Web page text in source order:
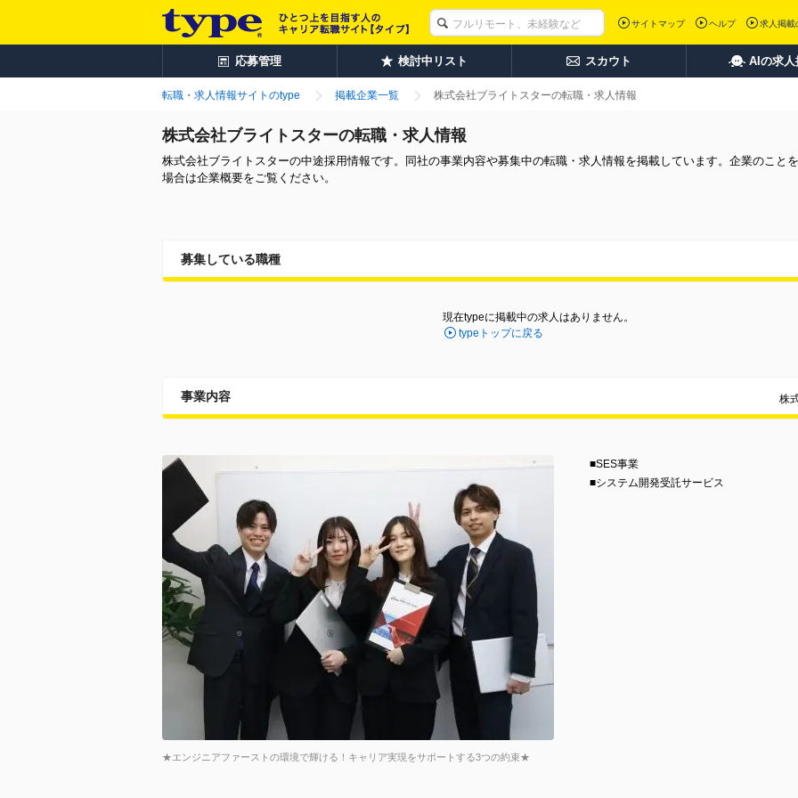
サイトマップ ヘルプ 求人掲載
応募管理 検討中リスト スカウト AIの求人
転職・求人情報サイトのtype 掲載企業一覧 株式会社ブライトスターの転職・求人情報
株式会社ブライトスターの転職・求人情報
株式会社ブライトスターの中途採用情報です。同社の事業内容や募集中の転職・求人情報を掲載しています。企業のこと
場合は企業概要をご覧ください。
募集している職種
現在typeに掲載中の求人はありません。
typeトップに戻る
事業内容 株
★エンジニアファーストの環境で輝ける！キャリア実現をサポートする3つの約束★
■SES事業
■システム開発受託サービス